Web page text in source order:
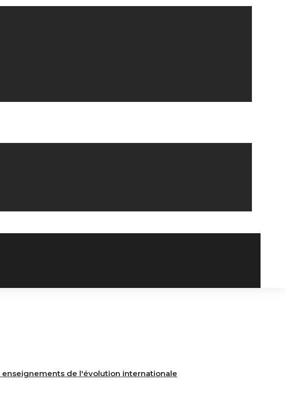
de l'évolution internationale